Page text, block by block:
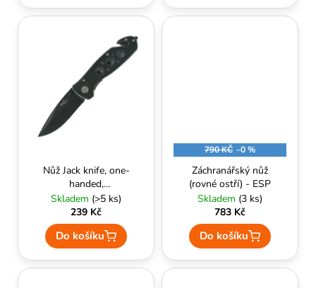
Nůž Jack knife, one-
handed,
stonewashed, délka:
20 cm, čepel: 8,5 cm
Skladem (>5 ks)
239 Kč
Do košíku
790 KČ –0 %
Záchranářský nůž
(rovné ostří) - ESP
Skladem (3 ks)
783 Kč
Do košíku
HLEDAT